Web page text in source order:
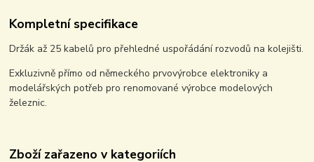
Kompletní specifikace
Držák až 25 kabelů pro přehledné uspořádání rozvodů na kolejišti.
Exkluzivně přímo od německého prvovýrobce elektroniky a
modelářských potřeb pro renomované výrobce modelových
železnic.
Zboží zařazeno v kategoriích